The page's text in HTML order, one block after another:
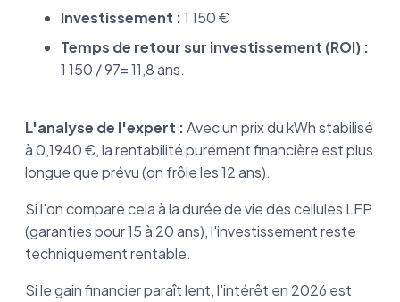
Investissement :1 150 €
Temps de retour sur investissement (ROI) :
1 150 / 97= 11,8 ans.
L'analyse de l'expert :Avec un prix du kWh stabilisé
à 0,1940 €, la rentabilité purement financière est plus
longue que prévu (on frôle les 12 ans).
Si l'on compare cela à la durée de vie des cellules LFP
(garanties pour 15 à 20 ans), l'investissement reste
techniquement rentable.
Si le gain financier paraît lent, l'intérêt en 2026 est